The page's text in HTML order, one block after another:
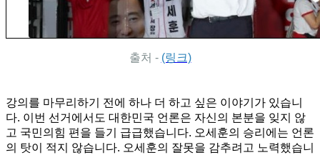
출처 - (링크)
강의를 마무리하기 전에 하나 더 하고 싶은 이야기가 있습니
다. 이번 선거에서도 대한민국 언론은 자신의 본분을 잊지 않
고 국민의힘 편을 들기 급급했습니다. 오세훈의 승리에는 언론
의 탓이 적지 않습니다. 오세훈의 잘못을 감추려고 노력했습니